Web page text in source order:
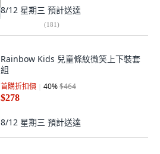
8/12 星期三 預計送達
(181)
Rainbow Kids 兒童條紋微笑上下裝套
組
首購折扣價 40%$464
$278
8/12 星期三 預計送達